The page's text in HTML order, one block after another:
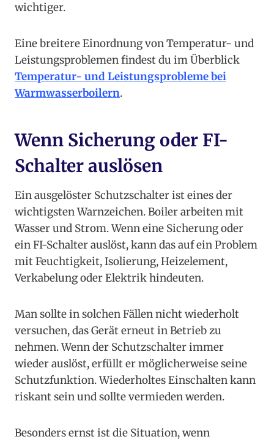
wichtiger.
Eine breitere Einordnung von Temperatur- und
Leistungsproblemen findest du im Überblick
Temperatur- und Leistungsprobleme bei
Warmwasserboilern.
Wenn Sicherung oder FI-
Schalter auslösen
Ein ausgelöster Schutzschalter ist eines der
wichtigsten Warnzeichen. Boiler arbeiten mit
Wasser und Strom. Wenn eine Sicherung oder
ein FI-Schalter auslöst, kann das auf ein Problem
mit Feuchtigkeit, Isolierung, Heizelement,
Verkabelung oder Elektrik hindeuten.
Man sollte in solchen Fällen nicht wiederholt
versuchen, das Gerät erneut in Betrieb zu
nehmen. Wenn der Schutzschalter immer
wieder auslöst, erfüllt er möglicherweise seine
Schutzfunktion. Wiederholtes Einschalten kann
riskant sein und sollte vermieden werden.
Besonders ernst ist die Situation, wenn